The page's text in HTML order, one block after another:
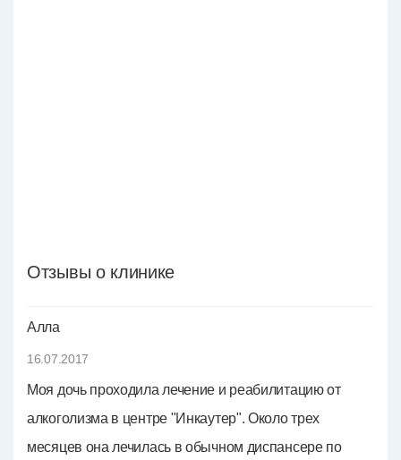
Отзывы о клинике
Алла
16.07.2017
Моя дочь проходила лечение и реабилитацию от
алкоголизма в центре "Инкаутер". Около трех
месяцев она лечилась в обычном диспансере по